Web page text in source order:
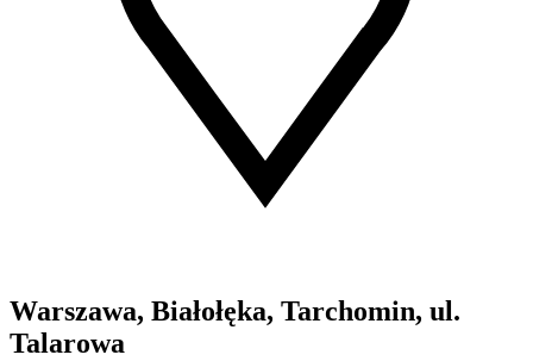
Warszawa, Białołęka, Tarchomin, ul.
Talarowa